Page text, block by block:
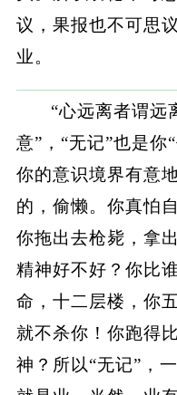
议，果报也不可思
业。
“心远离者谓远
意”，“无记”也是你
你的意识境界有意
的，偷懒。你真怕
你拖出去枪毙，拿
精神好不好？你比
命，十二层楼，你
就不杀你！你跑得
神？所以“无记”，